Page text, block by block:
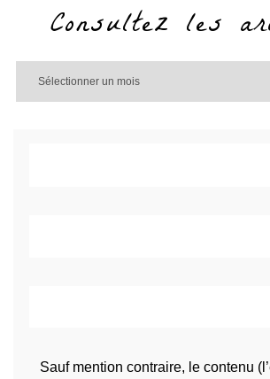
Consultez les
Sauf mention contraire, le contenu